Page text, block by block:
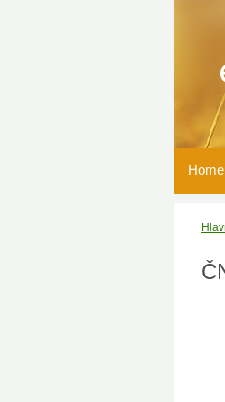
Home